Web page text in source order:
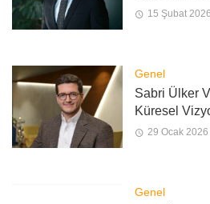
15 Şubat 2026
Genel
Sabri Ülker
Küresel
29 Ocak 2026
Genel